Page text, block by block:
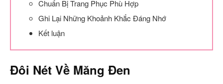
Chuẩn Bị Trang Phục Phù Hợp
Ghi Lại Những Khoảnh Khắc Đáng Nhớ
Kết luận
Đôi Nét Về Măng Đen